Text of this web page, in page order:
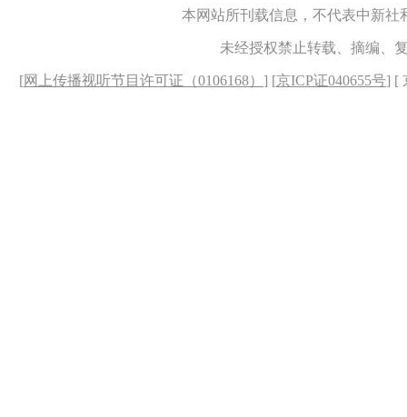
本网站所刊载信息，不代表中新
未经授权禁止转载、摘编、
[网上传播视听节目许可证（0106168） ] [京ICP证040655号] [